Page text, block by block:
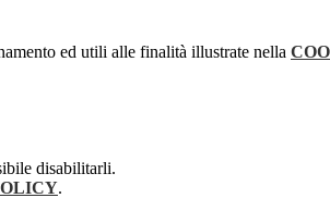
ed utili alle finalità illustrate nella
disabilitarli.
.